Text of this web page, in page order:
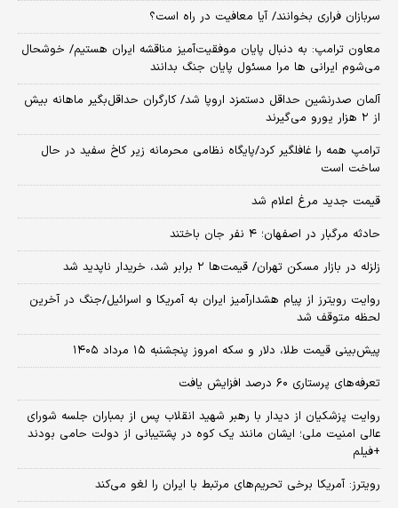
سربازان فراری بخوانند/ آیا معافیت در راه است؟
معاون ترامپ: به دنبال پایان موفقیت‌آمیز مناقشه ایران هستیم/ خوشحال
می‌شوم ایرانی ها مرا مسئول پایان جنگ بدانند
آلمان صدرنشین حداقل دستمزد اروپا شد/ کارگران حداقل‌بگیر ماهانه بیش
از ۲ هزار یورو می‌گیرند
ترامپ همه را غافلگیر کرد/پایگاه نظامی محرمانه زیر کاخ سفید در حال
ساخت است
قیمت جدید مرغ اعلام شد
حادثه مرگبار در اصفهان؛ ۴ نفر جان باختند
زلزله در بازار مسکن تهران/ قیمت‌ها ۲ برابر شد، خریدار ناپدید شد
روایت رویترز از پیام هشدارآمیز ایران به آمریکا و اسرائیل/جنگ در آخرین
لحظه متوقف شد
پیش‌بینی قیمت طلا، دلار و سکه امروز پنجشنبه ۱۵ مرداد ۱۴۰۵
تعرفه‌های پرستاری ۶۰ درصد افزایش یافت
روایت پزشکیان از دیدار با رهبر شهید انقلاب پس از بمباران جلسه شورای
عالی امنیت ملی؛ ایشان مانند یک کوه در پشتیبانی از دولت حامی بودند
+فیلم
رویترز: آمریکا برخی تحریم‌های مرتبط با ایران را لغو می‌کند